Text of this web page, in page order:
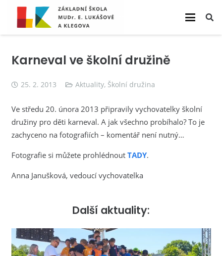
Karneval ve školní družině
25. 2. 2013 Aktuality, Školní družina
Ve středu 20. února 2013 připravily vychovatelky školní
družiny pro děti karneval. A jak všechno probíhalo? To je
zachyceno na fotografiích – komentář není nutný…
Fotografie si můžete prohlédnout TADY.
Anna Janušková, vedoucí vychovatelka
Další aktuality: